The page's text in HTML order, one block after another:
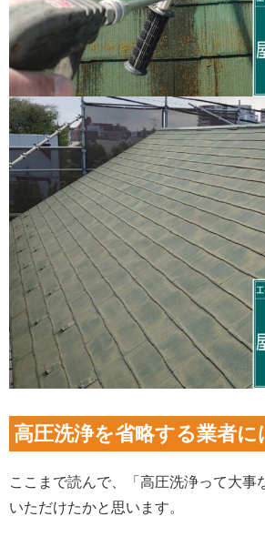
高圧洗浄を省略する業者に
ここまで読んで、「高圧洗浄って大事
いただけたかと思います。